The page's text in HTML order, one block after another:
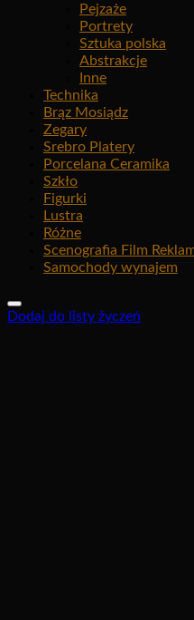
Pejzaże
Portrety
Sztuka polska
Abstrakcje
Inne
Technika
Brąz Mosiądz
Zegary
Srebro Platery
Porcelana Ceramika
Szkło
Figurki
Lustra
Różne
Scenografia Film
Samochody wynajem
Dodaj do listy życzeń